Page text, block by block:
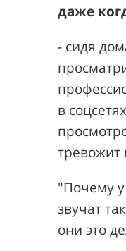
даже
- сидя
в
тревожит
"Почему
звучат
они это